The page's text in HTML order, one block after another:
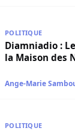
Diamniadio : Le
POLITIQUE
Diamniadio :
la Maison des
Ange-Marie
«Nouveau
POLITIQUE